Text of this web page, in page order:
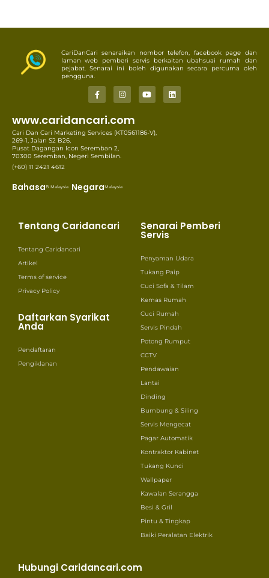
CariDanCari senaraikan nombor telefon, facebook page dan
laman web pemberi servis berkaitan ubahsuai rumah dan
pejabat. Senarai ini boleh digunakan secara percuma oleh
pengguna.
www.caridancari.com
Cari Dan Cari Marketing Services (KT0561186-V),
269-1, Jalan S2 B26,
Pusat Dagangan Icon Seremban 2,
70300 Seremban, Negeri Sembilan.
(+60) 11 2421 4612
BahasaB. Malaysia NegaraMalaysia
Tentang Caridancari
Tentang Caridancari
Artikel
Terms of service
Privacy Policy
Daftarkan Syarikat
Anda
Pendaftaran
Pengiklanan
Senarai Pemberi
Servis
Penyaman Udara
Tukang Paip
Cuci Sofa & Tilam
Kemas Rumah
Cuci Rumah
Servis Pindah
Potong Rumput
CCTV
Pendawaian
Lantai
Dinding
Bumbung & Siling
Servis Mengecat
Pagar Automatik
Kontraktor Kabinet
Tukang Kunci
Wallpaper
Kawalan Serangga
Besi & Gril
Pintu & Tingkap
Baiki Peralatan Elektrik
Hubungi Caridancari.com